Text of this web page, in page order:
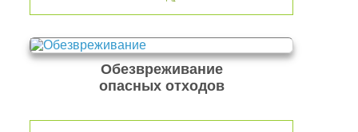
Обезвреживание
опасных отходов